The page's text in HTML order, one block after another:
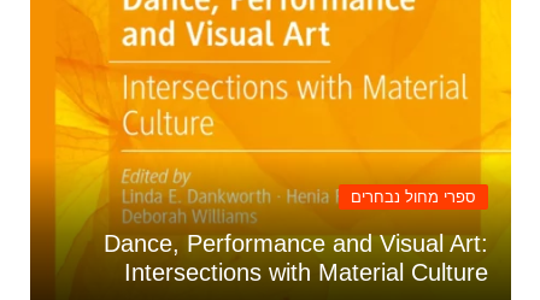
ספרי מחול נבחרים
Dance, Performance and Visual Art:
Intersections with Material Culture